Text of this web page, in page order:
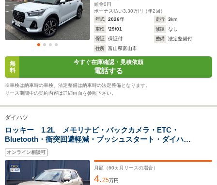
WLTCモード
燃費
排気量
駆動方式
ホイールベース
-m
4WD
ホイールベース
17.4～28.0km/L
└市街地:13.4～
29.6km/L
30.2km/L
FF、4WD
└市街地
└郊外
FF、4WD
頭金0円
ボーナス払い3.30万円（年2 回）
年式
2026年 走行 3km
車検
'29/01 修復
なし
保証
保証付 整備
法定整備付
住所
富山県富山市
無
料
今すぐ在庫確認・見積依頼
電話する
※車検は納車時の車検、法定整備は納車時の法定整備となります。
リース期間中の契約内容は詳細画面を参照下さい。
ダイハツ
ロッキー 1.2L メモリナビ・バックカメラ・ETC・
Bluetooth・衝突回避軽減・プッシュスタート・ダイハ
ツ・ロッキー
オンライン相談可
月額（60 ヵ月リースの場合）
4.25万円